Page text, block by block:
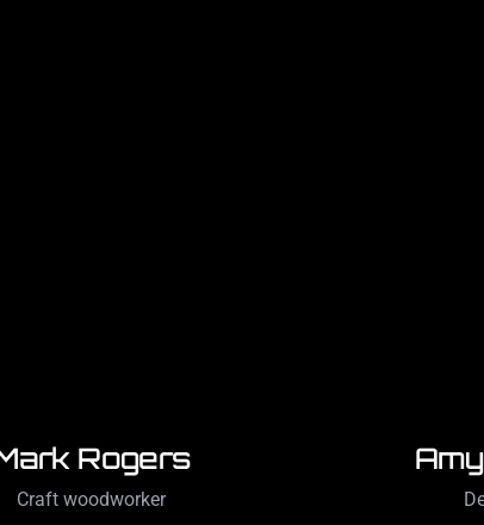
Rogers
Craft woodworker